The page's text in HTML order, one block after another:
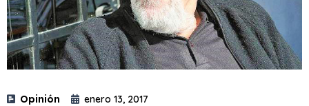
Opinión enero 13, 2017